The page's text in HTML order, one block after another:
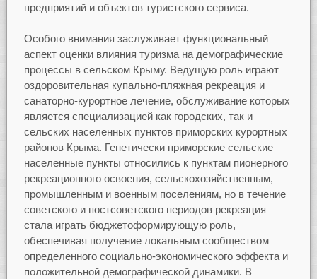
предприятий и объектов туристского сервиса.
Особого внимания заслуживает функциональный
аспект оценки влияния туризма на демографические
процессы в сельском Крыму. Ведущую роль играют
оздоровительная купально-пляжная рекреация и
санаторно-курортное лечение, обслуживание которых
является специализацией как городских, так и
сельских населенных пунктов приморских курортных
районов Крыма. Генетически приморские сельские
населенные пункты относились к пунктам пионерного
рекреационного освоения, сельскохозяйственным,
промышленным и военным поселениям, но в течение
советского и постсоветского периодов рекреация
стала играть бюджетоформирующую роль,
обеспечивая получение локальным сообществом
определенного социально-экономического эффекта и
положительной демографической динамики. В